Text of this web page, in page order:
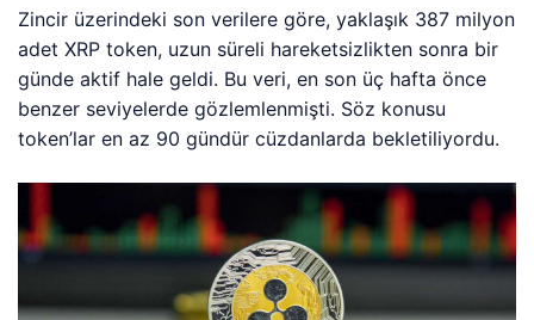
Zincir üzerindeki son verilere göre, yaklaşık 387 milyon
adet XRP token, uzun süreli hareketsizlikten sonra bir
günde aktif hale geldi. Bu veri, en son üç hafta önce
benzer seviyelerde gözlemlenmişti. Söz konusu
token’lar en az 90 gündür cüzdanlarda bekletiliyordu.